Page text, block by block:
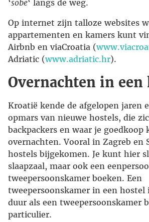
‘sobe‘ langs de weg.
Op internet zijn talloze websites
appartementen en kamers kunt
Airbnb en viaCroatia (
Adriatic (www.adriatic.hr).
Overnachten in een
Kroatië kende de afgelopen jaren
opmars van nieuwe hostels, die
backpackers en waar je goedkoop
overnachten. Vooral in Zagreb en
hostels bijgekomen. Je kunt hier
slaapzaal, maar ook een
tweepersoonskamer boeken. Een
tweepersoonskamer in een hostel
duur als een tweepersoonskamer
particulier.